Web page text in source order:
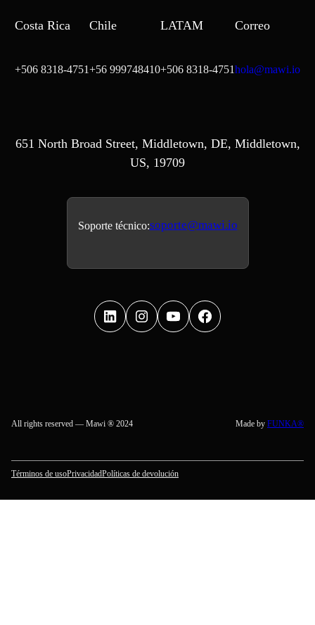
Costa Rica
+506 8318-4751
Chile
+56 999748410
LATAM
+506 8318-4751
Correo
hola@mawi.io
651 North Broad Street, Middletown, DE, Middletown,
US, 19709
Soporte técnico:soporte@mawi.io
All rights reserved — Mawi ® 2024
Términos de usoPrivacidadPolíticas de devolución
Made by FUNKA®